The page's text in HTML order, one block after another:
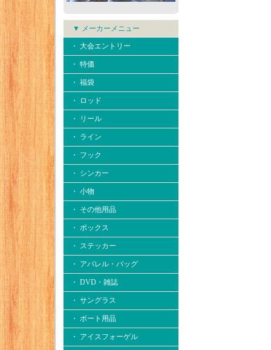
▼ メーカーメニュー
・ 大会エントリー
・ 特価
・ 福袋
・ ロッド
・ リール
・ ライン
・ フック
・ シンカー
・ 小物
・ その他用品
・ ボックス
・ ステッカー
・ アパレル・バッグ
・ DVD・雑誌
・ サングラス
・ ボート用品
・ アイスフォーゲル